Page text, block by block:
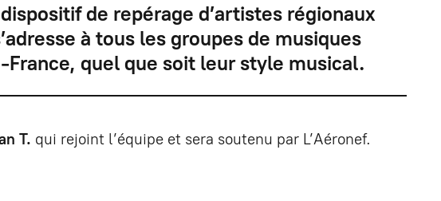
de repérage d’artistes régionaux
à tous les groupes de musiques
quel que soit leur style musical.
T. qui rejoint l’équipe et sera soutenu par L’Aéronef.